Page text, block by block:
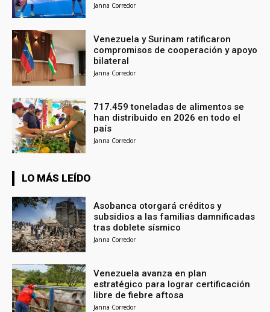
Janna Corredor
Venezuela y Surinam ratificaron
compromisos de cooperación y apoyo
bilateral
Janna Corredor
717.459 toneladas de alimentos se
han distribuido en 2026 en todo el
país
Janna Corredor
LO MÁS LEÍDO
Asobanca otorgará créditos y
subsidios a las familias damnificadas
tras doblete sísmico
Janna Corredor
Venezuela avanza en plan
estratégico para lograr certificación
libre de fiebre aftosa
Janna Corredor